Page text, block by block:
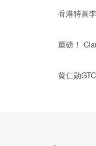
香港特首李
重磅！
黄仁勋GTC